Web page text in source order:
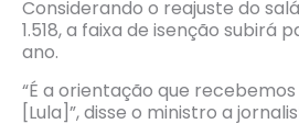
Considerando o reajuste do
1.518, a faixa de isenção subirá
ano.
“É a orientação que
[Lula]”, disse o ministro a